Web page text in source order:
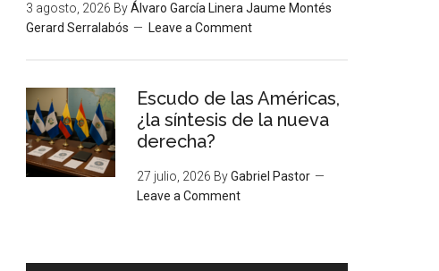
3 agosto, 2026 ByÁlvaro García Linera Jaume Montés
Gerard Serralabós
Leave a Comment
Escudo de las Américas,
¿la síntesis de la nueva
derecha?
27 julio, 2026 ByGabriel Pastor
Leave a Comment